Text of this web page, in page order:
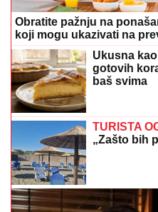
Obratite pažnju na
koji mogu ukazivati na
Ukusna
gotovih
baš svima
TURISTA
„Zašto bih